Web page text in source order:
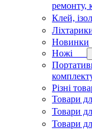
ремонту,
Клей,
Новинки
Ножі
Різні
Товари
Товари
Товари